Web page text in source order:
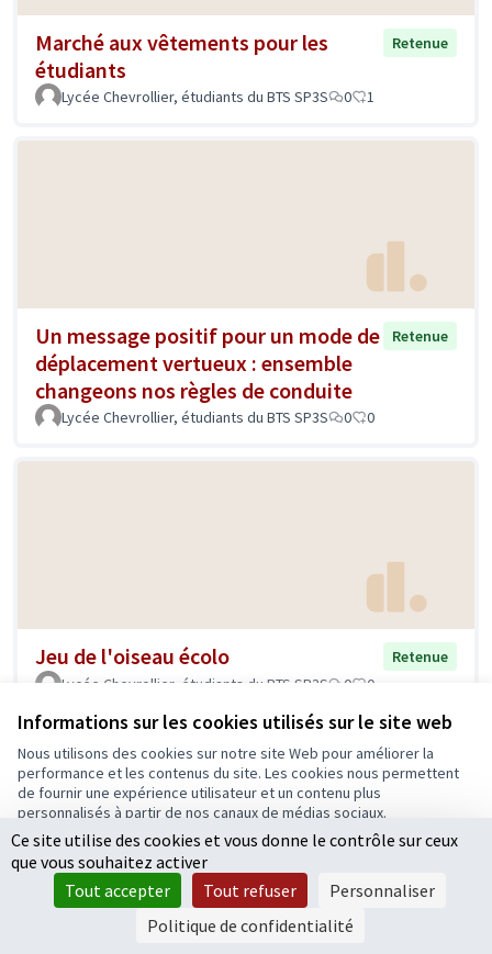
Informations sur les cookies utilisés sur le site web
Nous utilisons des cookies sur notre site Web pour améliorer la
performance et les contenus du site. Les cookies nous permettent
de fournir une expérience utilisateur et un contenu plus
personnalisés à partir de nos canaux de médias sociaux.
Tout accepter
Accepter seulement les cookies essentiels
Paramètres
Marché aux vêtements pour les
étudiants
Retenue
Lycée Chevrollier, étudiants du BTS SP3S 0 1
Un message positif pour un mode de
déplacement vertueux : ensemble
changeons nos règles de conduite
Retenue
Lycée Chevrollier, étudiants du BTS SP3S 0 0
Jeu de l'oiseau écolo
Retenue
Lycée Chevrollier, étudiants du BTS SP3S
0 0
Parc santé écologique
Ce site utilise des cookies et vous donne le contrôle sur ceux
que vous souhaitez activer
Tout accepter
Tout refuser
Personnaliser
Politique de confidentialité